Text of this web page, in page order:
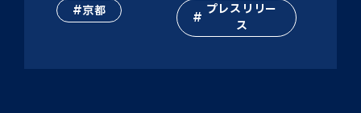
京都
プレスリリー
ス